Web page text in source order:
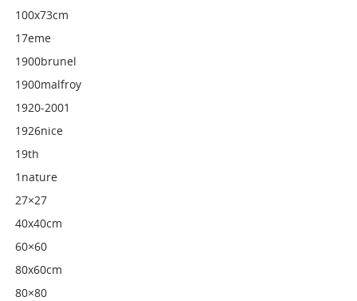
100x73cm
17eme
1900brunel
1900malfroy
1920-2001
1926nice
19th
1nature
27×27
40x40cm
60×60
80x60cm
80×80